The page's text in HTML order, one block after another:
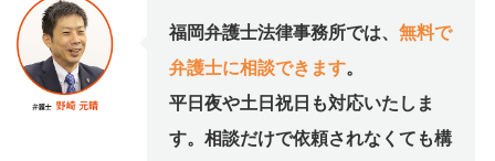
福岡弁護士法律事務所では、 無料で
弁護士に相談できます。
平日夜や土日祝日も対応いたしま
す。相談だけで依頼されなくても構